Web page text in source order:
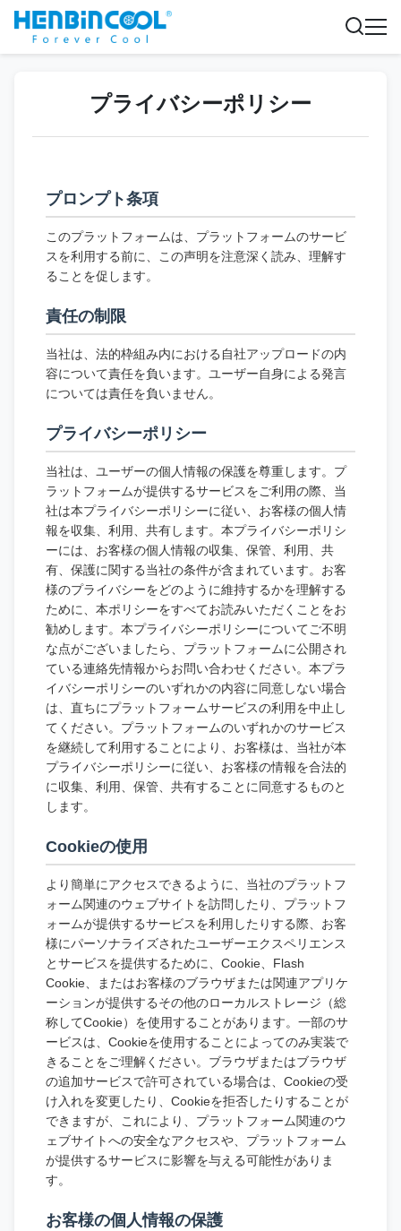
プライバシーポリシー
プロンプト条項
このプラットフォームは、プラットフォームのサービ
スを利用する前に、この声明を注意深く読み、理解す
ることを促します。
責任の制限
当社は、法的枠組み内における自社アップロードの内
容について責任を負います。ユーザー自身による発言
については責任を負いません。
プライバシーポリシー
当社は、ユーザーの個人情報の保護を尊重します。プ
ラットフォームが提供するサービスをご利用の際、当
社は本プライバシーポリシーに従い、お客様の個人情
報を収集、利用、共有します。本プライバシーポリシ
ーには、お客様の個人情報の収集、保管、利用、共
有、保護に関する当社の条件が含まれています。お客
様のプライバシーをどのように維持するかを理解する
ために、本ポリシーをすべてお読みいただくことをお
勧めします。本プライバシーポリシーについてご不明
な点がございましたら、プラットフォームに公開され
ている連絡先情報からお問い合わせください。本プラ
イバシーポリシーのいずれかの内容に同意しない場合
は、直ちにプラットフォームサービスの利用を中止し
てください。プラットフォームのいずれかのサービス
を継続して利用することにより、お客様は、当社が本
プライバシーポリシーに従い、お客様の情報を合法的
に収集、利用、保管、共有することに同意するものと
します。
Cookieの使用
より簡単にアクセスできるように、当社のプラットフ
ォーム関連のウェブサイトを訪問したり、プラットフ
ォームが提供するサービスを利用したりする際、お客
様にパーソナライズされたユーザーエクスペリエンス
とサービスを提供するために、Cookie、Flash
Cookie、またはお客様のブラウザまたは関連アプリケ
ーションが提供するその他のローカルストレージ（総
称してCookie）を使用することがあります。一部のサ
ービスは、Cookieを使用することによってのみ実装で
きることをご理解ください。ブラウザまたはブラウザ
の追加サービスで許可されている場合は、Cookieの受
け入れを変更したり、Cookieを拒否したりすることが
できますが、これにより、プラットフォーム関連のウ
ェブサイトへの安全なアクセスや、プラットフォーム
が提供するサービスに影響を与える可能性がありま
す。
お客様の個人情報の保護